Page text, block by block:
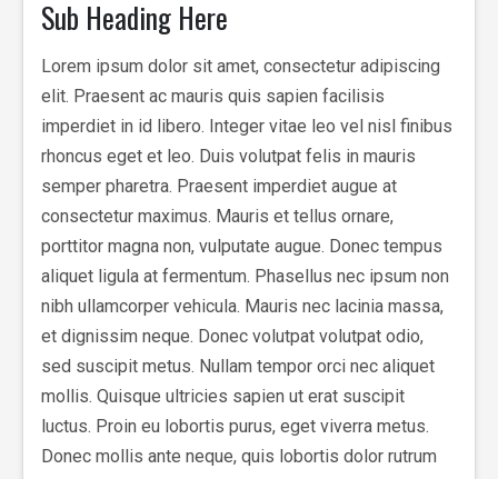
Sub Heading Here
Lorem ipsum dolor sit amet, consectetur adipiscing
elit. Praesent ac mauris quis sapien facilisis
imperdiet in id libero. Integer vitae leo vel nisl finibus
rhoncus eget et leo. Duis volutpat felis in mauris
semper pharetra. Praesent imperdiet augue at
consectetur maximus. Mauris et tellus ornare,
porttitor magna non, vulputate augue. Donec tempus
aliquet ligula at fermentum. Phasellus nec ipsum non
nibh ullamcorper vehicula. Mauris nec lacinia massa,
et dignissim neque. Donec volutpat volutpat odio,
sed suscipit metus. Nullam tempor orci nec aliquet
mollis. Quisque ultricies sapien ut erat suscipit
luctus. Proin eu lobortis purus, eget viverra metus.
Donec mollis ante neque, quis lobortis dolor rutrum